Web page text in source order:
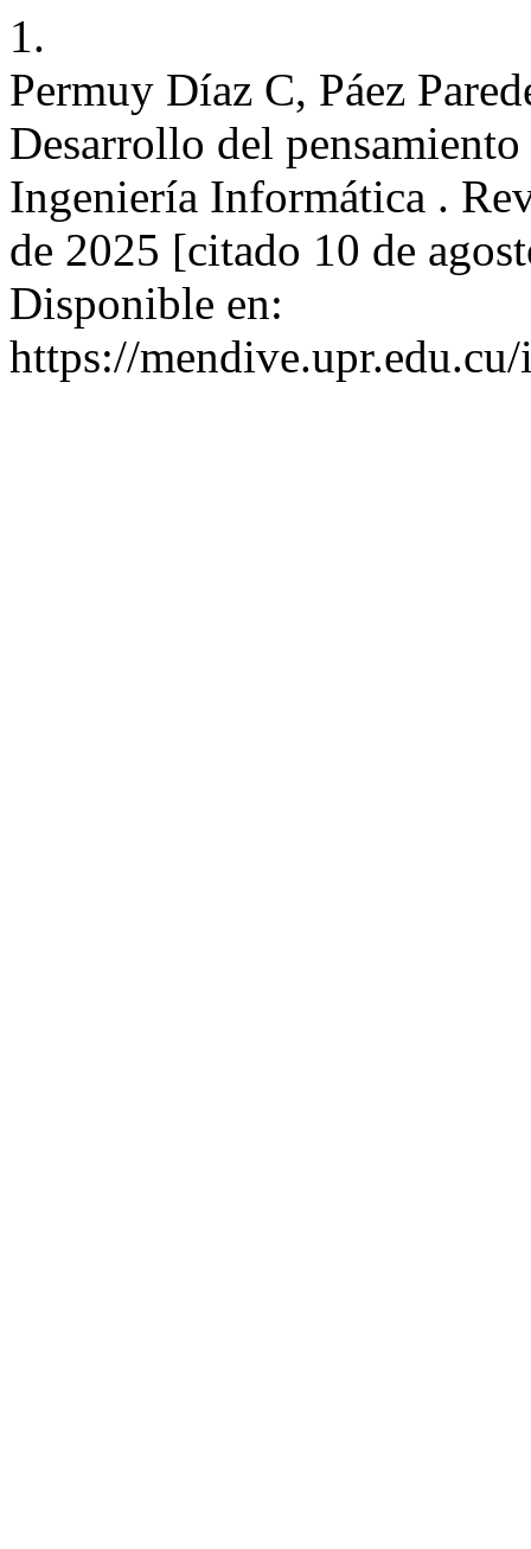
1.
Permuy Díaz C, Páez
Desarrollo del
Ingeniería Informática .
de 2025 [citado 10 de
Disponible en:
https://